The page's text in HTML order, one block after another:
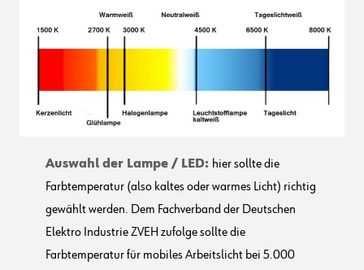
Auswahl der Lampe / LED: hier sollte die
Farbtemperatur (also kaltes oder warmes Licht) richtig
gewählt werden. Dem Fachverband der Deutschen
Elektro Industrie ZVEH zufolge sollte die
Farbtemperatur für mobiles Arbeitslicht bei 5.000